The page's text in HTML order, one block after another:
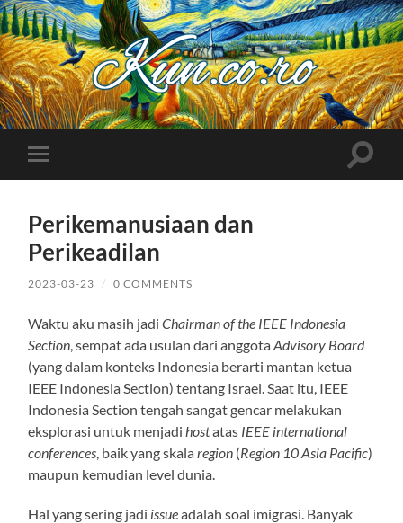
Kuncoro++
Toggle
mobile
Toggle
Perikemanusiaan dan
Perikeadilan
2023-03-23 / 0 COMMENTS
Waktu aku masih jadiChairman of the IEEE Indonesia
Section , sempat ada usulan dari anggotaAdvisory Board
(yang dalam konteks Indonesia berarti mantan ketua
IEEE Indonesia Section) tentang Israel. Saat itu, IEEE
Indonesia Section tengah sangat gencar melakukan
eksplorasi untuk menjadi hostatas IEEE international
conferences , baik yang skalaregion (Region 10 Asia Pacific)
maupun kemudian level dunia.
Hal yang sering jadi issueadalah soal imigrasi. Banyak